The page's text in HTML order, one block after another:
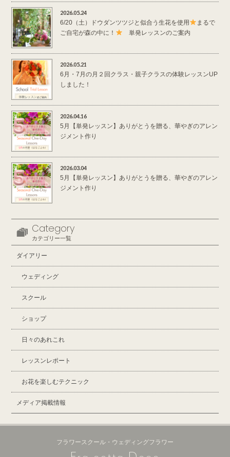
2026.05.24
6/20（土）ドウダンツツジと似合う生花を使用
まるで
ご自宅が森の中に！
単発レッスンのご案内
2026.05.21
6月・7月の月２回クラス・親子クラスの体験レッスンUP
しました！
2026.04.16
5月【単発レッスン】ありがとうを贈る、華やぎのアレン
ジメント作り
2026.03.04
5月【単発レッスン】ありがとうを贈る、華やぎのアレン
ジメント作り
Category
カテゴリー一覧
ダイアリー
ウェディング
スクール
ショップ
日々のあれこれ
レッスンレポート
お花を楽しむテクニック
メディア掲載情報
フラワースクール・ウェディングフラワー